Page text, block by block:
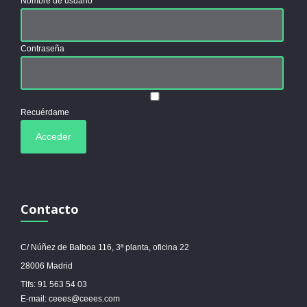
Contraseña
Recuérdame
Contacto
C/ Núñez de Balboa 116, 3ª planta, oficina 22
28006 Madrid
Tlfs: 91 563 54 03
E-mail: ceees@ceees.com